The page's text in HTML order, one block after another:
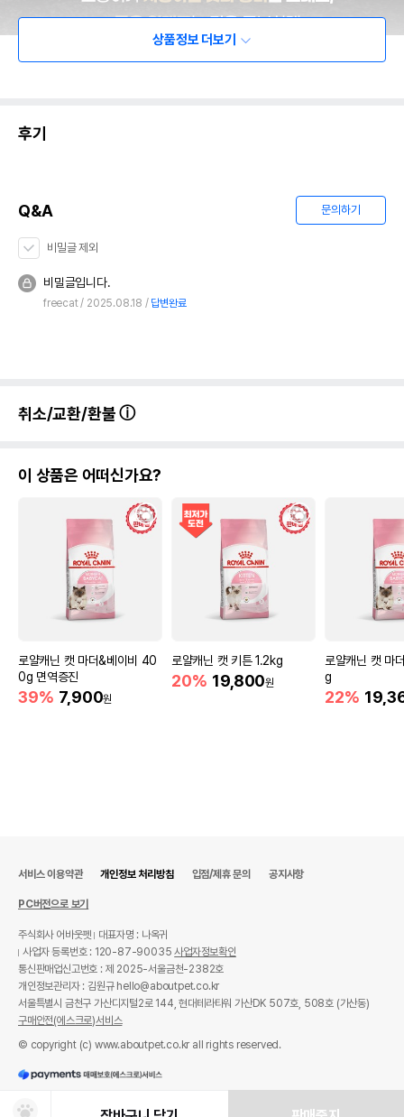
상품정보 더보기
후기
Q&A 문의하기
비밀글 제외
비밀글입니다.
freecat 2025.08.18 답변완료
취소/교환/환불
이 상품은 어떠신가요?
로얄캐닌 캣 마더&베이비 40
0g 면역증진
39% 7,900원
로얄캐닌 캣 키튼 1.2kg
20% 19,800원
로얄캐닌 캣 마
g
22%
서비스 이용약관 개인정보 처리방침 입점/제휴 문의 공지사항
PC버전으로 보기
주식회사 어바웃펫
대표자명 : 나옥귀
사업자 등록번호 : 120-87-90035사업자정보확인
통신판매업신고번호 : 제 2025-서울금천-2382호
개인정보관리자 : 김원규 hello@aboutpet.co.kr
서울특별시 금천구 가산디지털2로 144, 현대테라타워 가산DK 507호, 508호 (가산동)
구매안전(에스크로)서비스
© copyright (c) www.aboutpet.co.kr all rights reserved.